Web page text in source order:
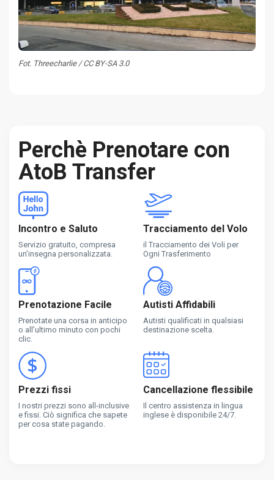
Fot. Threecharlie / CC BY-SA 3.0
Perchè Prenotare con
AtoB Transfer
Incontro e Saluto
Servizio gratuito, compresa
un’insegna personalizzata.
Tracciamento del Volo
il Tracciamento dei Voli per
Ogni Trasferimento
Prenotazione Facile
Prenotate una corsa in anticipo
o all’ultimo minuto con pochi
clic.
Autisti Affidabili
Autisti qualificati in qualsiasi
destinazione scelta.
Prezzi fissi
I nostri prezzi sono all-inclusive
e fissi. Ciò significa che sapete
per cosa state pagando.
Cancellazione flessibile
Il centro assistenza in lingua
inglese è disponibile 24/7.